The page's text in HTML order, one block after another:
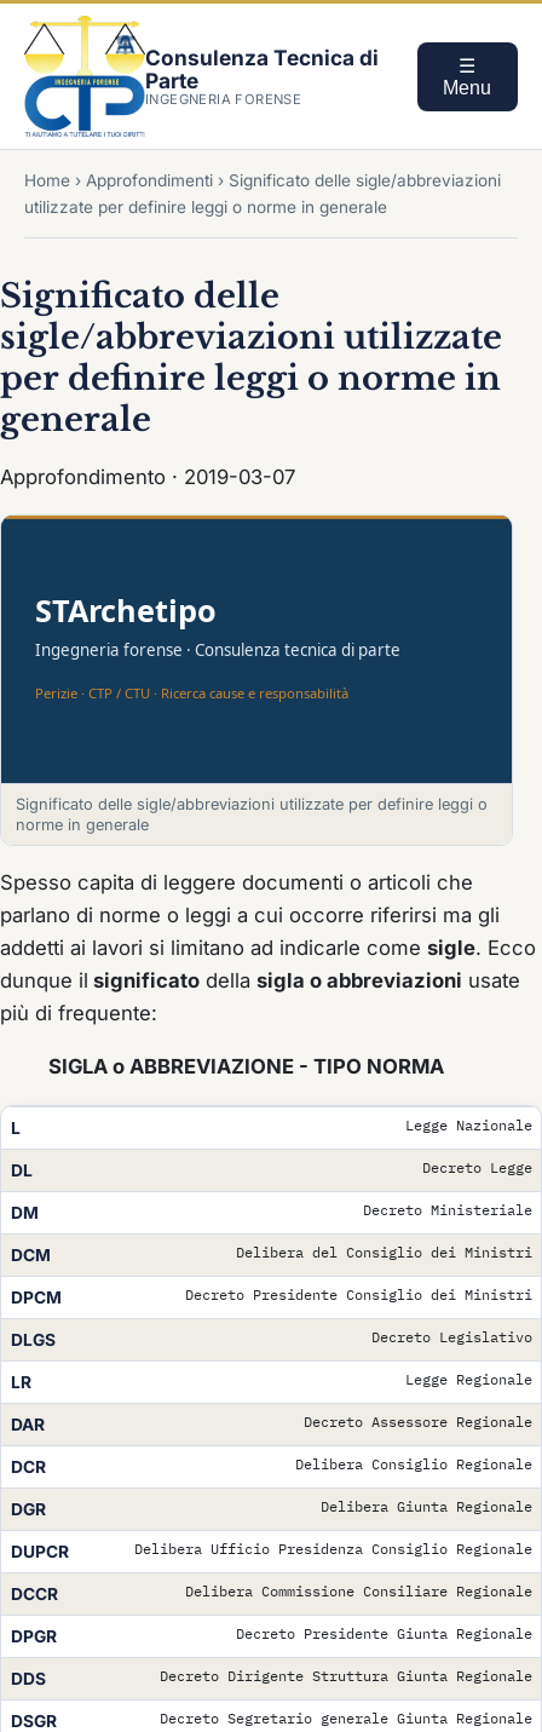
Consulenza Tecnica di
Parte
INGEGNERIA FORENSE
☰
Menu
Home › Approfondimenti › Significato delle sigle/abbreviazioni
utilizzate per definire leggi o norme in generale
Significato delle
sigle/abbreviazioni utilizzate
per definire leggi o norme in
generale
Approfondimento · 2019-03-07
Significato delle sigle/abbreviazioni utilizzate per definire leggi o
norme in generale
Spesso capita di leggere documenti o articoli che
parlano di norme o leggi a cui occorre riferirsi ma gli
addetti ai lavori si limitano ad indicarle come sigle. Ecco
dunque il significato della sigla o abbreviazioni usate
più di frequente:
SIGLA o ABBREVIAZIONE - TIPO NORMA
L Legge Nazionale
DL Decreto Legge
DM Decreto Ministeriale
DCM Delibera del Consiglio dei Ministri
DPCM Decreto Presidente Consiglio dei Ministri
DLGS Decreto Legislativo
LR Legge Regionale
DAR Decreto Assessore Regionale
DCR Delibera Consiglio Regionale
DGR Delibera Giunta Regionale
DUPCR Delibera Ufficio Presidenza Consiglio Regionale
DCCR Delibera Commissione Consiliare Regionale
DPGR Decreto Presidente Giunta Regionale
DDS Decreto Dirigente Struttura Giunta Regionale
DSGR Decreto Segretario generale Giunta Regionale